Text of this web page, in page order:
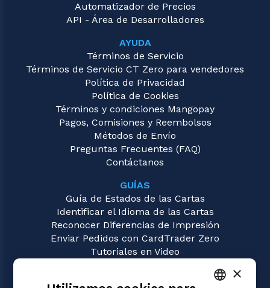
Automatizador de Precios
API - Área de Desarrolladores
AYUDA
Términos de Servicio
Términos de Servicio CT Zero para vendedores
Política de Privacidad
Política de Cookies
Términos y condiciones Mangopay
Pagos, Comisiones y Reembolsos
Métodos de Envío
Preguntas Frecuentes (FAQ)
Contáctanos
GUÍAS
Guía de Estados de las Cartas
Identificar el Idioma de las Cartas
Reconocer Diferencias de Impresión
Enviar Pedidos con CardTrader Zero
Tutoriales en Video
×